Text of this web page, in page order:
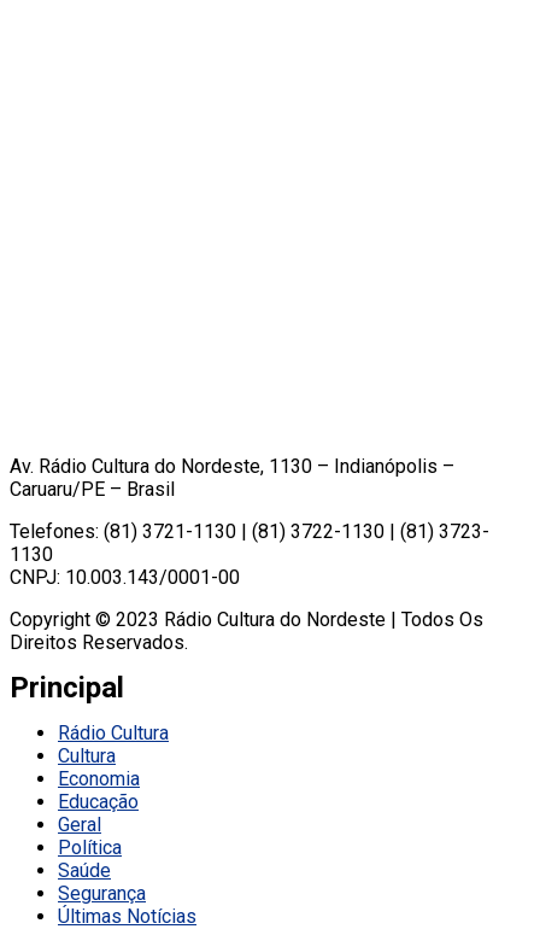
Av. Rádio Cultura do Nordeste, 1130 – Indianópolis –
Caruaru/PE – Brasil
Telefones: (81) 3721-1130 | (81) 3722-1130 | (81) 3723-
1130
CNPJ: 10.003.143/0001-00
Copyright © 2023 Rádio Cultura do Nordeste | Todos Os
Direitos Reservados.
Principal
Rádio Cultura
Cultura
Economia
Educação
Geral
Política
Saúde
Segurança
Últimas Notícias